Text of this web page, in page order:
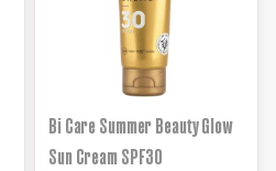
Bi Care Summer Beauty Glow
Sun Cream SPF30